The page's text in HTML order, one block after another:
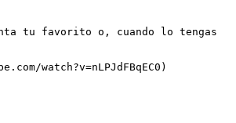
tu favorito o, cuando lo tengas
watch?v=nLPJdFBqEC0)